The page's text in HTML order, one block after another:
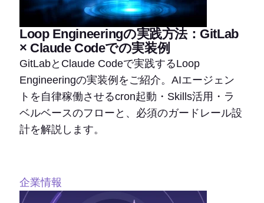
Loop Engineeringの実践方法：GitLab
× Claude Codeでの実装例
GitLabとClaude Codeで実践するLoop
Engineeringの実装例をご紹介。AIエージェン
トを自律稼働させるcron起動・Skills活用・ラ
ベルベースのフローと、必須のガードレール設
計を解説します。
企業情報